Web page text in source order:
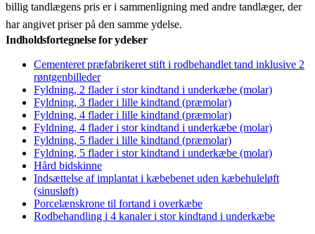
billig tandlægens pris er i sammenligning med andre tandlæger, der
har angivet priser på den samme ydelse.
Indholdsfortegnelse for ydelser
Cementeret præfabrikeret stift i rodbehandlet tand inklusive 2
røntgenbilleder
Fyldning, 2 flader i stor kindtand i underkæbe (molar)
Fyldning, 3 flader i lille kindtand (præmolar)
Fyldning, 4 flader i lille kindtand (præmolar)
Fyldning, 4 flader i stor kindtand i underkæbe (molar)
Fyldning, 5 flader i lille kindtand (præmolar)
Fyldning, 5 flader i stor kindtand i underkæbe (molar)
Hård bidskinne
Indsættelse af implantat i kæbebenet uden kæbehuleløft
(sinusløft)
Porcelænskrone til fortand i overkæbe
Rodbehandling i 4 kanaler i stor kindtand i underkæbe